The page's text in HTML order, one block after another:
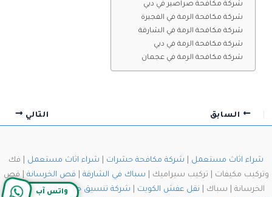
شركة مكافحة صراصير في دبي
شركة مكافحة الرمة في الفجيرة
شركة مكافحة الرمة في الشارقة
شركة مكافحة الرمة في دبي
شركة مكافحة الرمة في عجمان
السابق التالي
شراء اثاث مستعمل شركة مكافحة حشرات شراء اثاث مستعمل | فك
وتركيب مكيفات | تركيب سيراميك | سباك في الشارقة قص الخرسانة | قص
الخرسانة | سباك | نقل عفش الكويت شركة تنسيق حدائق|شركة تنظيف
واتس آب